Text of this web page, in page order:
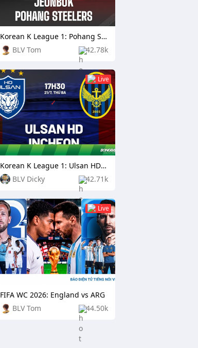
BLV Tom 42.78k
Korean K League 1: Pohang Steelers vs Daejeon Citizen
Live
BLV Dicky 42.71k
Korean K League 1: Ulsan HD FC vs Incheon United
Live
BLV Tom 44.50k
FIFA WC 2026: England vs ARG